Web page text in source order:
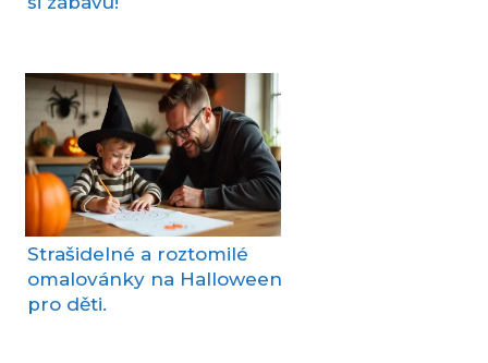
Strašidelné a roztomilé
omalovánky na Halloween
pro děti.